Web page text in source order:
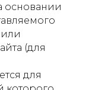
основании
(для
для